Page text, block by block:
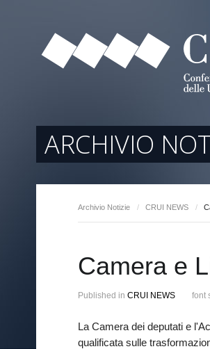
ARCHIVIO
Archivio Notizie / CRUI NEWS /
Camera e
Published in CRUI NEWS font
La Camera dei deputati e
qualificata sulle